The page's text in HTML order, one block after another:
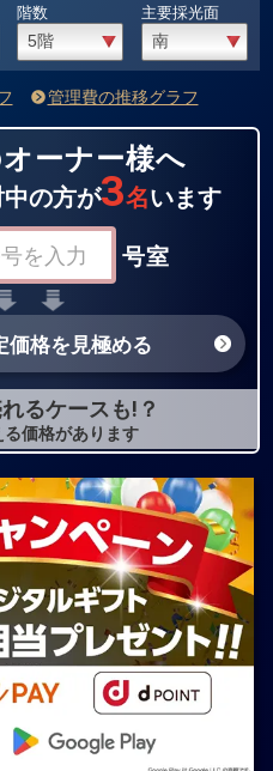
階数 主要採光面
管理費の推移グラフ
ーナー様へ
の方が3名います
号室
価格を見極める
るケースも!？
価格があります